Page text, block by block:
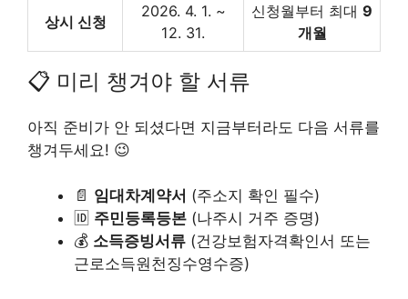
상시 신청
2026. 4. 1. ~
12. 31.
신청월부터 최대 9
개월
📋 미리 챙겨야 할 서류
아직 준비가 안 되셨다면 지금부터라도 다음 서류를
챙겨두세요! 😉
📄 임대차계약서 (주소지 확인 필수)
🆔 주민등록등본 (나주시 거주 증명)
💰 소득증빙서류 (건강보험자격확인서 또는
근로소득원천징수영수증)